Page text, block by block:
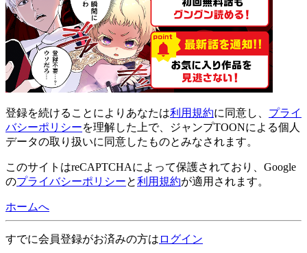
登録を続けることによりあなたは利用規約に同意し、 プライ
バシーポリシーを理解した上で、ジャンプTOONによる個人
データの取り扱いに同意したものとみなされます。
このサイトはreCAPTCHAによって保護されており、Google
のプライバシーポリシーと利用規約が適用されます。
ホームへ
すでに会員登録がお済みの方は ログイン